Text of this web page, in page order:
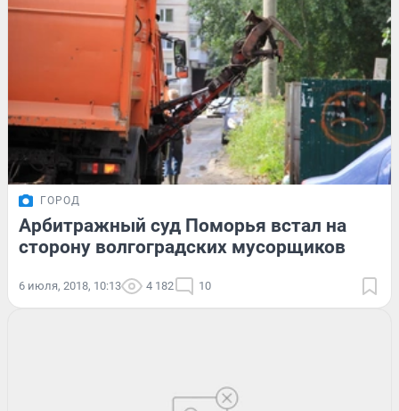
ГОРОД
Арбитражный суд Поморья встал на
сторону волгоградских мусорщиков
6 июля, 2018, 10:13 4 182 10